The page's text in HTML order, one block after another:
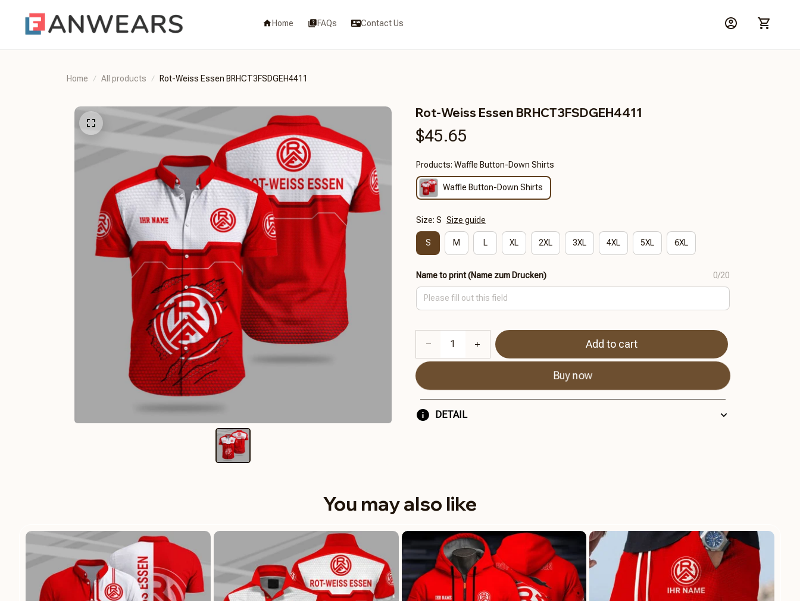
Home FAQs Contact Us
Home All products Rot-Weiss Essen BRHCT3FSDGEH4411
Rot-Weiss Essen BRHCT3FSDGEH4411
$45.65
Products: Waffle Button-Down Shirts
Waffle Button-Down Shirts
Size: S Size guide
S M L XL 2XL 3XL 4XL 5XL 6XL
Name to print (Name zum Drucken) 0/20
Add to cart
Buy now
DETAIL
You may also like